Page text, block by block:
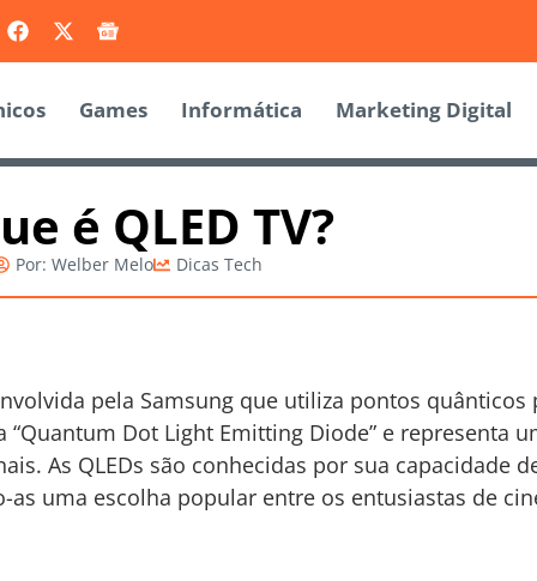
Games Informática Marketing Digital
é QLED TV?
Por: Welber Melo Dicas Tech
pela Samsung que utiliza pontos quânticos
Dot Light Emitting Diode” e representa
As QLEDs são conhecidas por sua capacidade
uma escolha popular entre os entusiastas de